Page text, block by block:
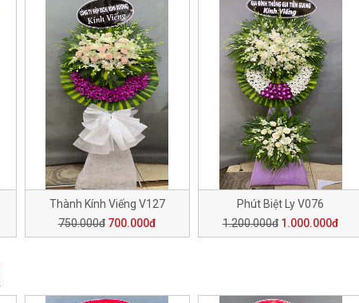
Thành Kính Viếng V127
750.000đ 700.000đ
Phút Biệt Ly V076
1.200.000đ 1.000.000đ